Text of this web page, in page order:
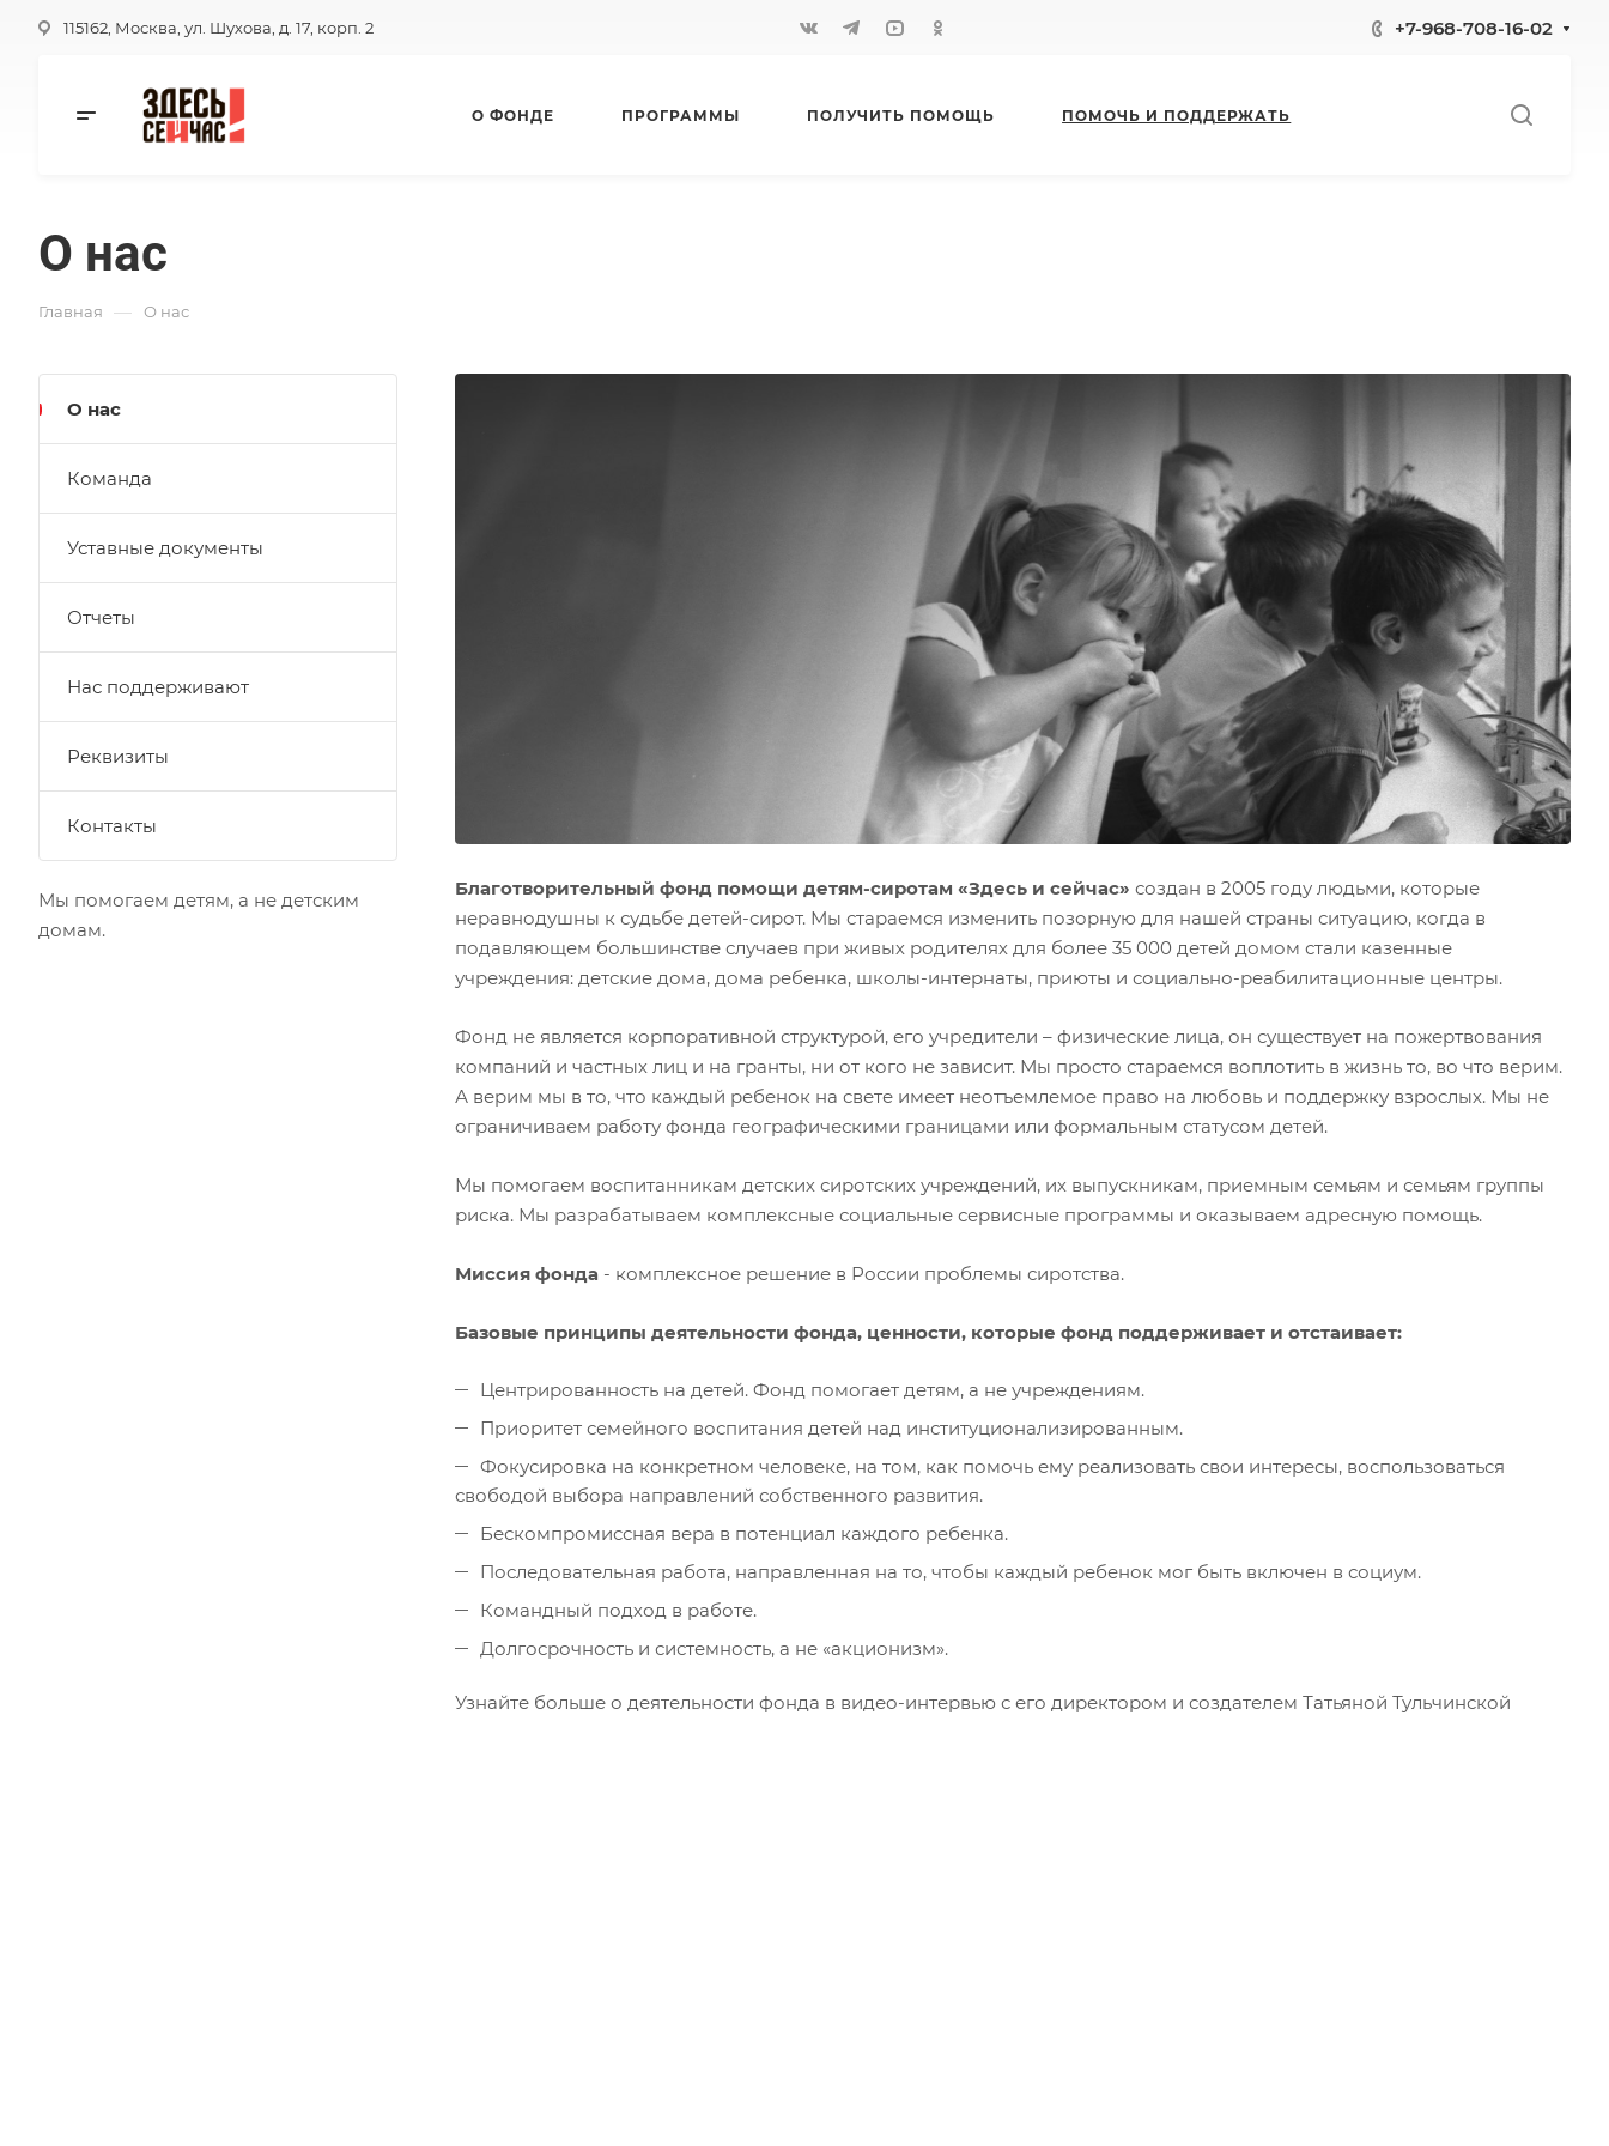
115162, Москва, ул. Шухова, д. 17, корп. 2 +7-968-708-16-02
О ФОНДЕ ПРОГРАММЫ ПОЛУЧИТЬ ПОМОЩЬ ПОМОЧЬ И ПОДДЕРЖАТЬ
О нас
Главная — О нас
Благотворительный фонд помощи детям-сиротам «Здесь и сейчас» создан в 2005 году людьми, которые
неравнодушны к судьбе детей-сирот. Мы стараемся изменить позорную для нашей страны ситуацию, когда в
подавляющем большинстве случаев при живых родителях для более 35 000 детей домом стали казенные
учреждения: детские дома, дома ребенка, школы-интернаты, приюты и социально-реабилитационные центры.
Фонд не является корпоративной структурой, его учредители – физические лица, он существует на пожертвования
компаний и частных лиц и на гранты, ни от кого не зависит. Мы просто стараемся воплотить в жизнь то, во что верим.
А верим мы в то, что каждый ребенок на свете имеет неотъемлемое право на любовь и поддержку взрослых. Мы не
ограничиваем работу фонда географическими границами или формальным статусом детей.
Мы помогаем воспитанникам детских сиротских учреждений, их выпускникам, приемным семьям и семьям группы
риска. Мы разрабатываем комплексные социальные сервисные программы и оказываем адресную помощь.
Миссия фонда - комплексное решение в России проблемы сиротства.
Базовые принципы деятельности фонда, ценности, которые фонд поддерживает и отстаивает:
Центрированность на детей. Фонд помогает детям, а не учреждениям.
Приоритет семейного воспитания детей над институционализированным.
Фокусировка на конкретном человеке, на том, как помочь ему реализовать свои интересы, воспользоваться
свободой выбора направлений собственного развития.
Бескомпромиссная вера в потенциал каждого ребенка.
Последовательная работа, направленная на то, чтобы каждый ребенок мог быть включен в социум.
Командный подход в работе.
Долгосрочность и системность, а не «акционизм».
Узнайте больше о деятельности фонда в видео-интервью с его директором и создателем Татьяной Тульчинской
О нас
Команда
Уставные документы
Отчеты
Нас поддерживают
Реквизиты
Контакты
Мы помогаем детям, а не детским
домам.